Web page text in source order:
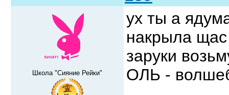
Школа "Сияние Рейки"
ух ты а
накрыла
заруки
ОЛЬ -